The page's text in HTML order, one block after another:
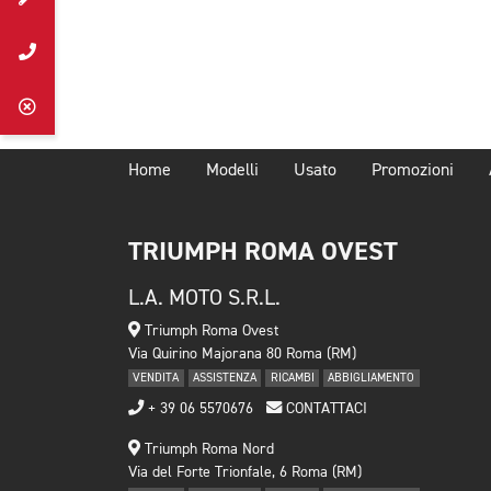
Home Modelli Usato Promozioni
TRIUMPH ROMA OVEST
L.A. MOTO S.R.L.
Triumph Roma Ovest
Via Quirino Majorana 80 Roma (RM)
VENDITA ASSISTENZA RICAMBI ABBIGLIAMENTO
+ 39 06 5570676 CONTATTACI
Triumph Roma Nord
Via del Forte Trionfale, 6 Roma (RM)